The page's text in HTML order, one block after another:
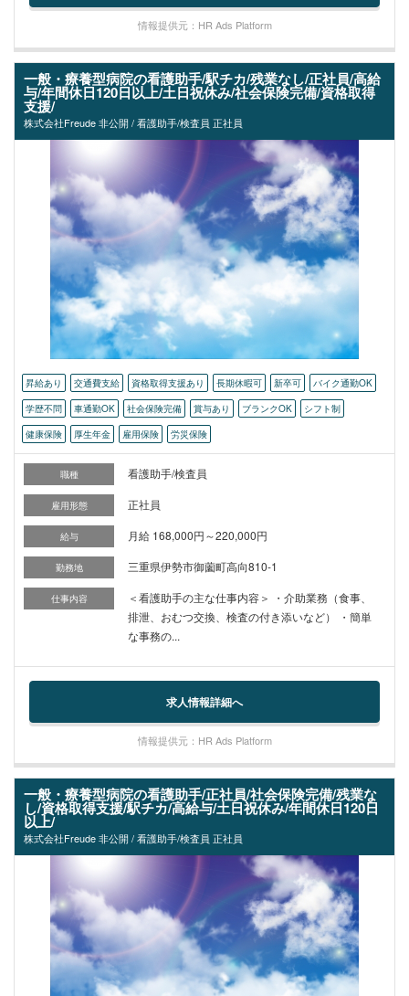
情報提供元：HR Ads Platform
一般・療養型病院の看護助手/駅チカ/残業なし/正社員/高給
与/年間休日120日以上/土日祝休み/社会保険完備/資格取得
支援/
株式会社Freude 非公開 / 看護助手/検査員 正社員
昇給あり 交通費支給 資格取得支援あり 長期休暇可 新卒可
バイク通勤OK
学歴不問
車通勤OK 社会保険完備 賞与あり ブランクOK
シフト制
健康保険
厚生年金 雇用保険 労災保険
職種 看護助手/検査員
雇用形態 正社員
給与 月給 168,000円～220,000円
勤務地 三重県伊勢市御薗町高向810-1
仕事内容
＜看護助手の主な仕事内容＞ ・介助業務（食事、
排泄、おむつ交換、検査の付き添いなど） ・簡単
な事務の...
求人情報詳細へ
情報提供元：HR Ads Platform
一般・療養型病院の看護助手/正社員/社会保険完備/残業な
し/資格取得支援/駅チカ/高給与/土日祝休み/年間休日120日
以上/
株式会社Freude 非公開 / 看護助手/検査員 正社員